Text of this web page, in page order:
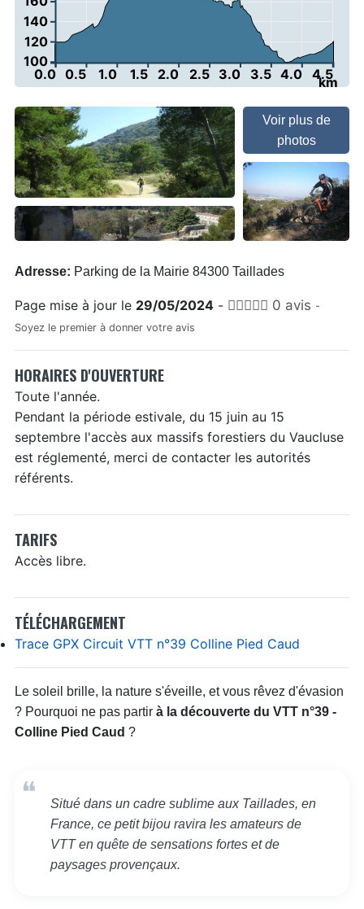
0.0 0.5 1.0 1.5 2.0 2.5 3.0 3.5 4.0 4.5
km
100
120
140
Voir plus de
photos
Adresse: Parking de la Mairie 84300 Taillades
Page mise à jour le 29/05/2024- 0 avis -
Soyez le premier à donner votre avis
HORAIRES D'OUVERTURE
Toute l'année.
Pendant la période estivale, du 15 juin au 15
septembre l'accès aux massifs forestiers du Vaucluse
est réglementé, merci de contacter les autorités
référents.
TARIFS
Accès libre.
TÉLÉCHARGEMENT
Trace GPX Circuit VTT n°39 Colline Pied Caud
Le soleil brille, la nature s'éveille, et vous rêvez d'évasion
? Pourquoi ne pas partir à la découverte du VTT n°39 -
Colline Pied Caud ?
Situé dans un cadre sublime aux Taillades, en
France, ce petit bijou ravira les amateurs de
VTT en quête de sensations fortes et de
paysages provençaux.